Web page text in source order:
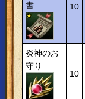
書
10
炎神のお
守り
10